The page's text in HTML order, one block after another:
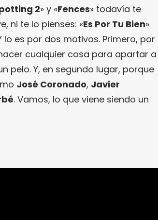
2» y «Fences» todavía te
ni te lo pienses: «Es Por Tu Bien»
es por dos motivos. Primero, por
cualquier cosa para apartar a
pelo. Y, en segundo lugar, porque
José Coronado, Javier
. Vamos, lo que viene siendo un